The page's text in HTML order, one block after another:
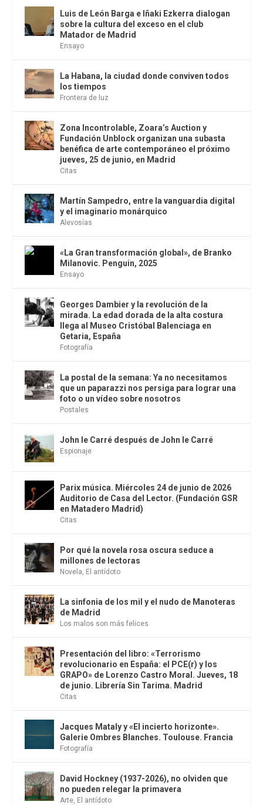
Luis de León Barga e Iñaki Ezkerra dialogan
sobre la cultura del exceso en el club
Matador de Madrid
Ensayo
La Habana, la ciudad donde conviven todos
los tiempos
Frontera de luz
Zona Incontrolable, Zoara’s Auction y
Fundación Unblock organizan una subasta
benéfica de arte contemporáneo el próximo
jueves, 25 de junio, en Madrid
Citas
Martín Sampedro, entre la vanguardia digital
y el imaginario monárquico
Alevosías
«La Gran transformación global», de Branko
Milanovic. Penguin, 2025
Ensayo
Georges Dambier y la revolución de la
mirada. La edad dorada de la alta costura
llega al Museo Cristóbal Balenciaga en
Getaria, España
Fotografía
La postal de la semana: Ya no necesitamos
que un paparazzi nos persiga para lograr una
foto o un vídeo sobre nosotros
Postales
John le Carré después de John le Carré
Espionaje
Parix música. Miércoles 24 de junio de 2026
Auditorio de Casa del Lector. (Fundación GSR
en Matadero Madrid)
Citas
Por qué la novela rosa oscura seduce a
millones de lectoras
Novela El antídoto
La sinfonia de los mil y el nudo de Manoteras
de Madrid
Los malos son más felices
Presentación del libro: «Terrorismo
revolucionario en España: el PCE(r) y los
GRAPO» de Lorenzo Castro Moral. Jueves, 18
de junio. Librería Sin Tarima. Madrid
Citas
Jacques Mataly y «El incierto horizonte».
Galerie Ombres Blanches. Toulouse. Francia
Fotografía
David Hockney (1937-2026), no olviden que
no pueden relegar la primavera
Arte El antídoto